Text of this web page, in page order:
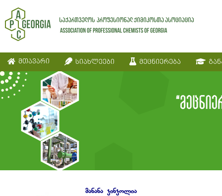
მთავარი სიახლეები მეცნიერება
მანანა ჯინჯოლია